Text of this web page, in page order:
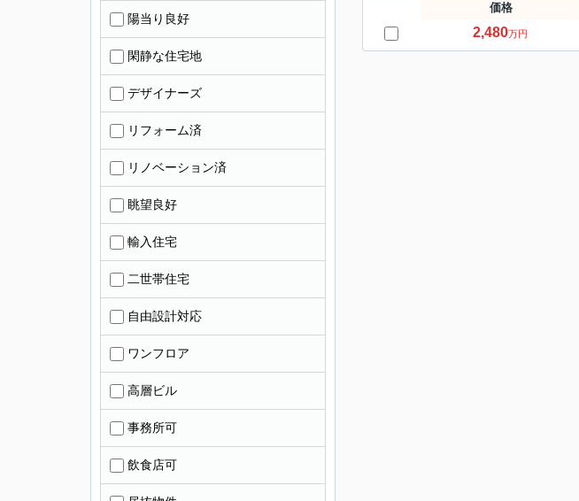
価格
2,480万円
陽当り良好
閑静な住宅地
デザイナーズ
リフォーム済
リノベーション済
眺望良好
輸入住宅
二世帯住宅
自由設計対応
ワンフロア
高層ビル
事務所可
飲食店可